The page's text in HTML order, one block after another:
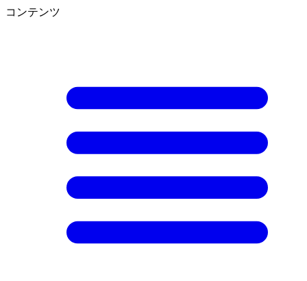
コンテンツ